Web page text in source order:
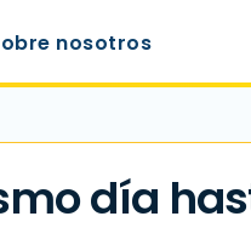
nosotros
día